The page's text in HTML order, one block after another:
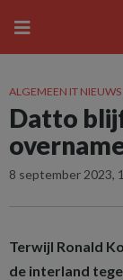
ALGEMEEN IT NIEUWS
Datto
8 september 2023,
Terwijl Ronald
de interland